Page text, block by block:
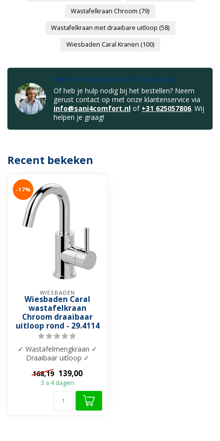
Wastafelkraan Chroom (79)
Wastafelkraan met draaibare uitloop (58)
Wiesbaden Caral Kranen (100)
Heb je vragen over dit product?
Of heb je hulp nodig bij het bestellen? Neem
gerust contact op met onze klantenservice via
info@sani4comfort.nl of +31 625057806. Wij
helpen je graag!
Recent bekeken
-17%
WIESBADEN
Wiesbaden Caral
wastafelkraan
Chroom draaibaar
uitloop rond - 29.4114
✓ Wastafelmengkraan ✓
Draaibaar uitloop ✓
Messing materiaal ✓
Cartouche keramisc...
168,19 139,00
3 a 4 dagen